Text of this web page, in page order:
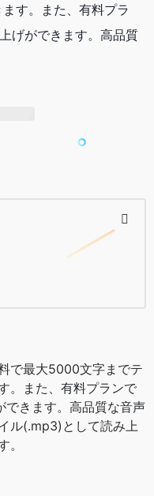
す。また、有料プラ
げができます。高品質
で最大5000文字までテ
。また、有料プランで
できます。高品質な音声
ル(.mp3)として読み上
。